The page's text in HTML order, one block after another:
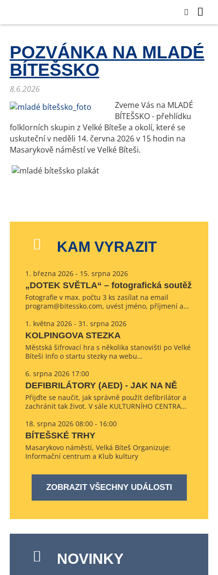
POZVÁNKA NA MLADÉ
BÍTEŠSKO
8.6.2026
Zveme Vás na MLADÉ
BÍTEŠSKO - přehlídku
folklorních skupin z Velké Bíteše a okolí, které se
uskuteční v neděli 14. června 2026 v 15 hodin na
Masarykově náměstí ve Velké Bíteši.
KAM VYRAZIT
1. března 2026 - 15. srpna 2026
„DOTEK SVĚTLA“ – fotografická soutěž
Fotografie v max. počtu 3 ks zasílat na email
program@bitessko.com, uvést jméno, příjmení a…
1. května 2026 - 31. srpna 2026
KOLPINGOVA STEZKA
Městská šifrovací hra s několika stanovišti po Velké
Bíteši Info o startu stezky na webu…
6. srpna 2026 17:00
DEFIBRILÁTORY (AED) - JAK NA NĚ
Přijďte se naučit, jak správně použít defibrilátor a
zachránit tak život. V sále KULTURNÍHO CENTRA…
18. srpna 2026 08:00 - 16:00
BÍTEŠSKÉ TRHY
Masarykovo náměstí, Velká Bíteš Organizuje:
Informační centrum a Klub kultury
ZOBRAZIT VŠECHNY UDÁLOSTI
NOVINKY